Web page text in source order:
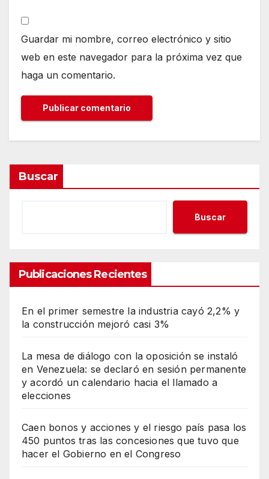
Guardar mi nombre, correo electrónico y sitio
web en este navegador para la próxima vez que
haga un comentario.
Buscar
Buscar
Publicaciones Recientes
En el primer semestre la industria cayó 2,2% y
la construcción mejoró casi 3%
La mesa de diálogo con la oposición se instaló
en Venezuela: se declaró en sesión permanente
y acordó un calendario hacia el llamado a
elecciones
Caen bonos y acciones y el riesgo país pasa los
450 puntos tras las concesiones que tuvo que
hacer el Gobierno en el Congreso